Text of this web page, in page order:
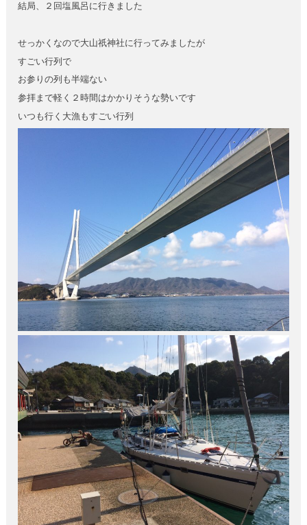
結局、２回塩風呂に行きました
せっかくなので大山祇神社に行ってみましたが
すごい行列で
お参りの列も半端ない
参拝まで軽く２時間はかかりそうな勢いです
いつも行く大漁もすごい行列